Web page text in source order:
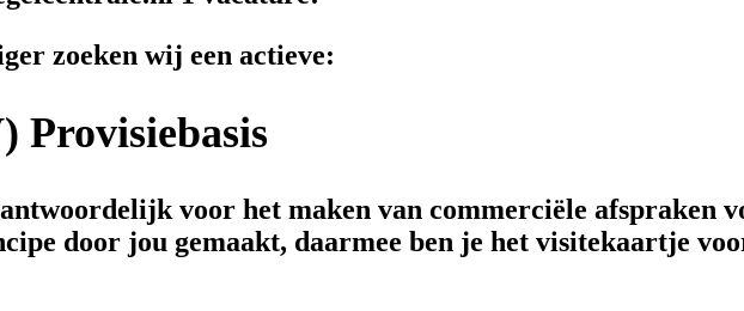
zoeken wij een actieve:
Provisiebasis
voor het maken van commerciële afspraken
door jou gemaakt, daarmee ben je het visitekaartje